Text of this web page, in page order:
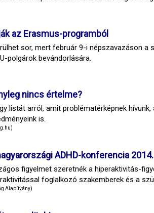
az Erasmus-programból
sor, mert február 9-i népszavazáson a
polgárok bevándorlására.
nincs értelme?
listát arról, amit problématérképnek
is.
ADHD-konferencia
figyelmet szeretnék a hiperaktivitás-
foglalkozó szakemberek és a
Alapítvány)